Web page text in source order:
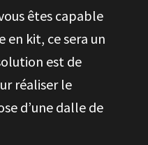
êtes capable
en kit, ce sera un
est de
réaliser le
d’une dalle de